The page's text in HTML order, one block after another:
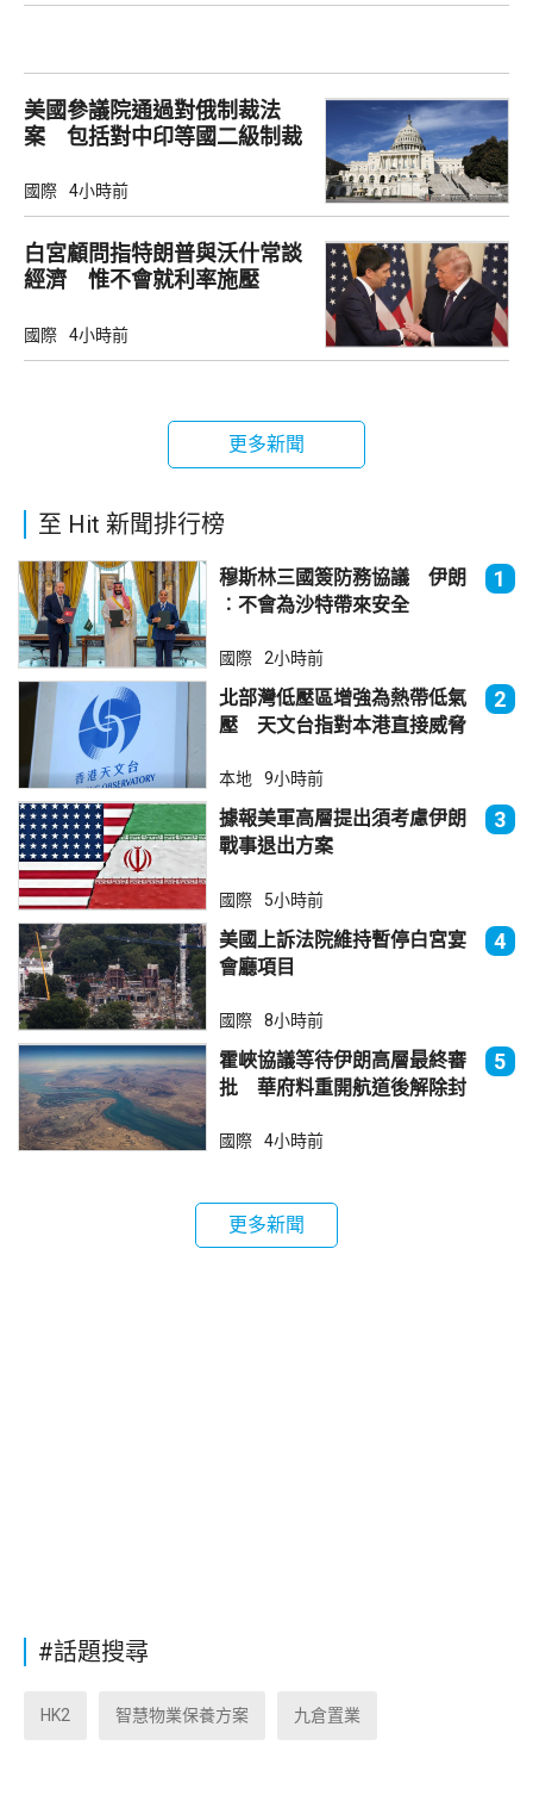
美國參議院通過對俄制裁法
案 包括對中印等國二級制裁
國際 4小時前
白宮顧問指特朗普與沃什常談
經濟 惟不會就利率施壓
國際 4小時前
更多新聞
至 Hit 新聞排行榜
穆斯林三國簽防務協議 伊朗
︰不會為沙特帶來安全
1
國際 2小時前
北部灣低壓區增強為熱帶低氣
壓 天文台指對本港直接威脅
2
本地 9小時前
據報美軍高層提出須考慮伊朗
戰事退出方案
3
國際 5小時前
美國上訴法院維持暫停白宮宴
會廳項目
4
國際 8小時前
霍峽協議等待伊朗高層最終審
批 華府料重開航道後解除封
5
國際 4小時前
更多新聞
#話題搜尋
HK2 智慧物業保養方案 九倉置業